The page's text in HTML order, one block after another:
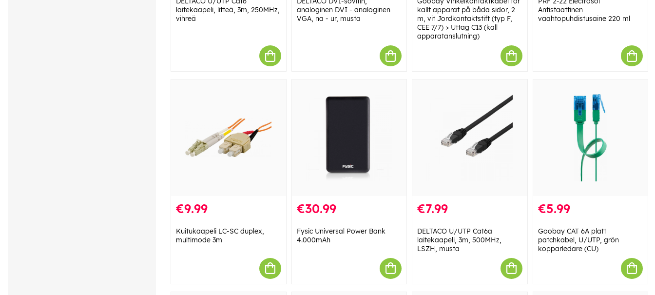
laitekaapeli, litteä, 3m, 250MHz,
vihreä
analoginen DVI - analoginen
VGA, na - ur, musta
kallt apparat på båda sidor, 2
m, vit Jordkontaktstift (typ F,
CEE 7/7) > Uttag C13 (kall
apparatanslutning)
Antistaattinen
vaahtopuhdistusaine 220 ml
€9.99
Kuitukaapeli LC-SC duplex,
multimode 3m
€30.99
Fysic Universal Power Bank
4.000mAh
€7.99
DELTACO U/UTP Cat6a
laitekaapeli, 3m, 500MHz,
LSZH, musta
€5.99
Goobay CAT 6A platt
patchkabel, U/UTP, grön
kopparledare (CU)